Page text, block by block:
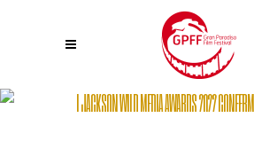
I JACKSON WILD MEDIA AWARDS 2022